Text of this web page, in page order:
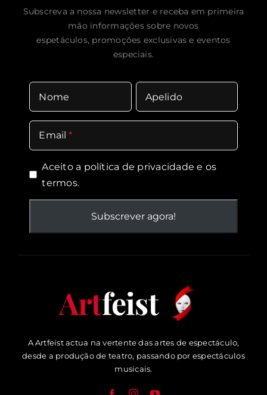
Subscreva a nossa newsletter e receba em primeira
mão informações sobre novos
espetáculos, promoções exclusivas e eventos
especiais.
Nome Apelido
Email
Aceito a política de privacidade e os
termos.
Artfeist
A Artfeist actua na vertente das artes de espectáculo,
desde a produção de teatro, passando por espectáculos
musicais.